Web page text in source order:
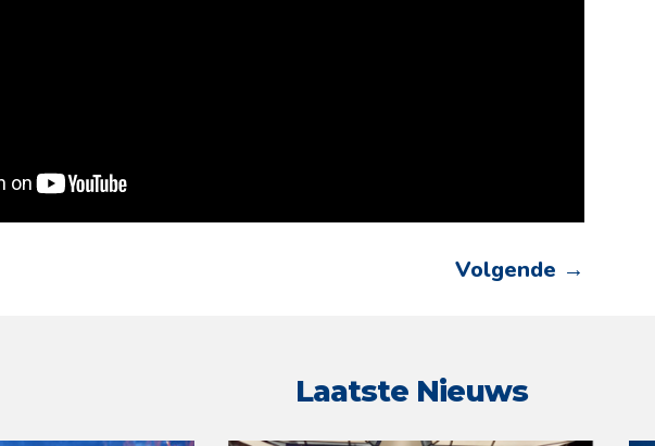
Volgende →
Laatste Nieuws